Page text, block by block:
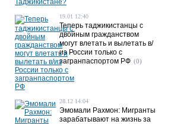
19.01 12:40
Теперь таджикистанцы с
двойным гражданством
могут влетать и вылетать в/
из России только с
загранпаспортом РФ (0)
28.12 14:04
Эмомали Рахмон: Мигранты
зарабатывают на жизнь за